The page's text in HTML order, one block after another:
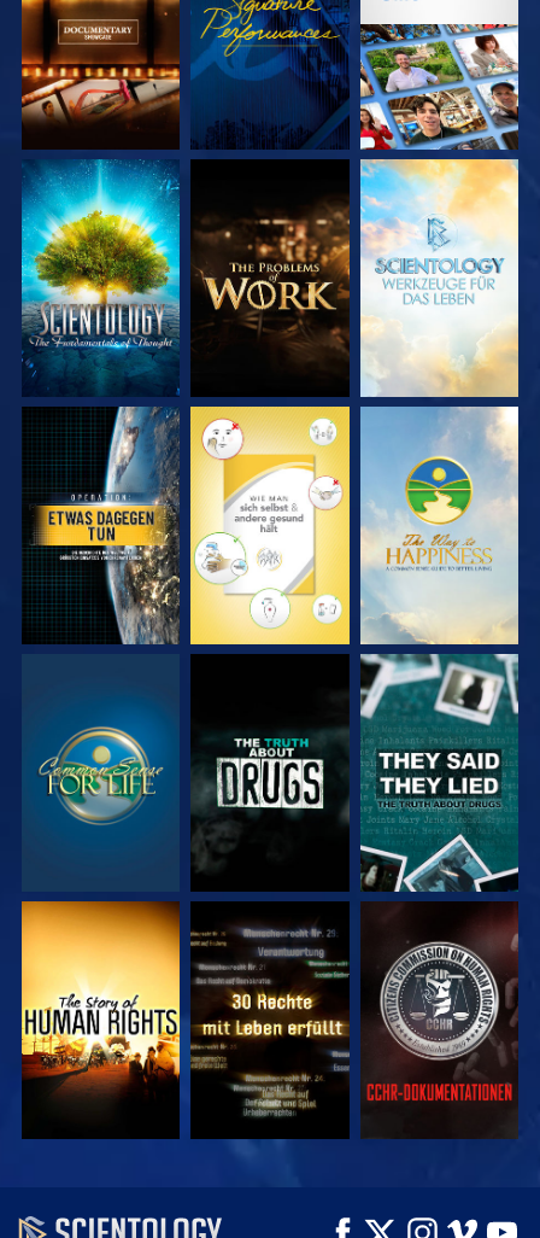
ENTDECKEN
SERIE
ENTDECKEN
SERIE
ENTDECKEN
SERIE
ENTDECKEN
ANSEHEN ANSEHEN ANSEHEN
ANSEHEN ANSEHEN ANSEHEN
ANSEHEN ANSEHEN ANSEHEN
ANSEHEN
SERIE